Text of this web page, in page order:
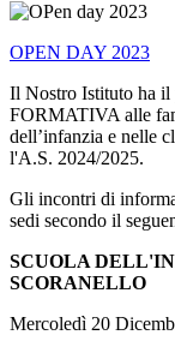
OPEN DAY 2023
Il Nostro Istituto ha il
FORMATIVA alle
dell’infanzia e nelle
l'A.S. 2024/2025.
Gli incontri di
sedi secondo il
SCUOLA
SCORANELLO
Mercoledì 20